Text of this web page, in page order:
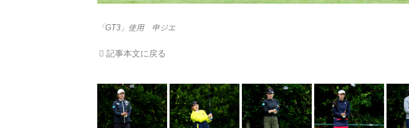
「GT3」使用 申ジエ
記事本文に戻る